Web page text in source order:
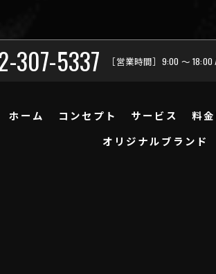
307-5337 ［営業時間］9:00 ～
ホーム コンセプト サービス 料
オリジナルブランド